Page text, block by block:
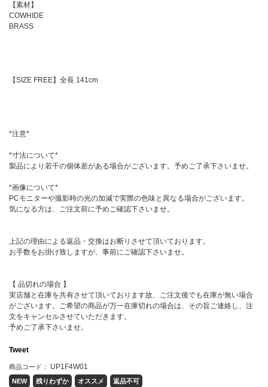
【素材】
COWHIDE
BRASS
【SIZE FREE】全長 141cm
*注意*
*寸法について*
製品により若干の個体差がある場合がございます。予めご了承下さいませ。
*画像について*
PCモニターや撮影時の光の加減で実際の色味と異なる場合がございます。
気になる方は、ご注文前に予めご確認下さいませ。
上記の理由による返品・交換はお断りさせて頂いております。
お手数をお掛け致しますが、事前にご確認下さいませ。
【 品切れの場合 】
実店舗と在庫を共有させて頂いております故、ご注文後でも在庫が無い場合
がございます。ご希望の商品が万一在庫切れの場合は、その旨ご連絡し、注
文をキャンセルさせていただきます。
予めご了承下さいませ。
Tweet
商品コード： UP1F4W01
NEW 残りわずか オススメ 返品不可